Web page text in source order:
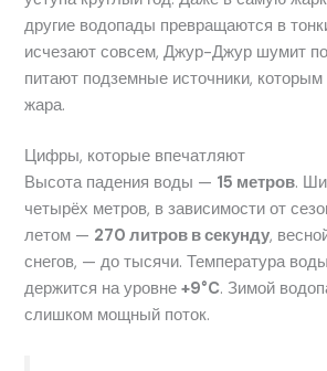
другие водопады превращаются в
исчезают совсем, Джур-Джур шумит
питают подземные источники,
жара.
Цифры, которые впечатляют
Высота падения воды — 15 метров.
четырёх метров, в зависимости от
летом — 270 литров в секунду,
снегов, — до тысячи. Температура
держится на уровне+9°C. Зимой
слишком мощный поток.